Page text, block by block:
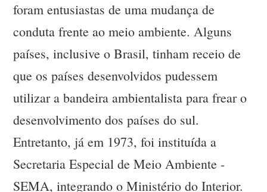
foram entusiastas de uma mudança de
conduta frente ao meio ambiente. Alguns
países, inclusive o Brasil, tinham receio de
que os países desenvolvidos pudessem
utilizar a bandeira ambientalista para frear o
desenvolvimento dos países do sul.
Entretanto, já em 1973, foi instituída a
Secretaria Especial de Meio Ambiente -
SEMA, integrando o Ministério do Interior.